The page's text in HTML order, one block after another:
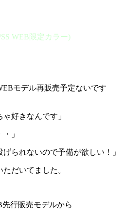
SS WEB限定カラー)
モデル再販売予定ないです
好きなんです」
」
げられないので予備が欲しい！」
だいてました。
先行販売モデルから